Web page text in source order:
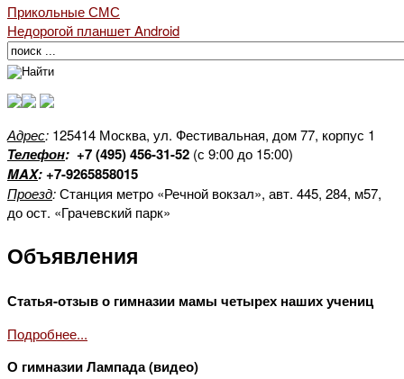
Прикольные СМС
Недорогой планшет Android
Адрес: 125414 Москва, ул. Фестивальная, дом 77, корпус 1
Телефон: +7 (495) 456-31-52 (с 9:00 до 15:00)
MAX:+7-9265858015
Проезд:Станция метро «Речной вокзал», авт. 445, 284, м57,
до ост. «Грачевский парк»
Объявления
Статья-отзыв о гимназии мамы четырех наших учениц
Подробнее...
О гимназии Лампада (видео)